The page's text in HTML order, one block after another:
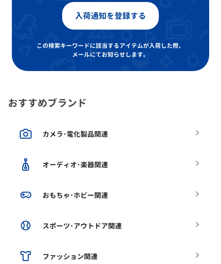
入荷通知を登録する
この検索キーワードに該当するアイテムが入荷した際、
メールにてお知らせします。
おすすめブランド
カメラ･電化製品関連
オーディオ･楽器関連
おもちゃ･ホビー関連
スポーツ･アウトドア関連
ファッション関連